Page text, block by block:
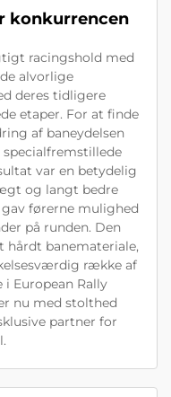
konkurrencen
racingshold med
alvorlige
deres tidligere
etaper. For at finde
af baneydelsen
specialfremstillede
var en betydelig
og langt bedre
førerne mulighed
på runden. Den
banemateriale,
række af
i European Rally
nu med stolthed
partner for